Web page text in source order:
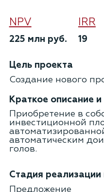
NPV IRR
225 млн руб. 19
Цель проекта
Создание нового
Краткое описание и
Приобретение в
инвестиционной
автоматическим
голов.
Стадия реализации
Предложение